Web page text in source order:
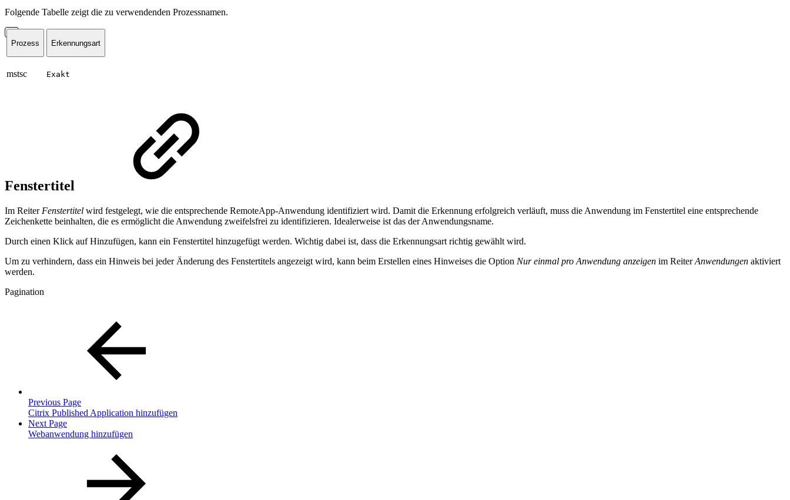
Folgende Tabelle zeigt die zu verwendenden Prozessnamen.
Prozess Erkennungsart
mstsc Exakt
Fenstertitel
Im Reiter Fenstertitel wird festgelegt, wie die entsprechende RemoteApp-Anwendung identifiziert wird. Damit die Erkennung erfolgreich verläuft, muss die Anwendung im Fenstertitel eine entsprechende
Zeichenkette beinhalten, die es ermöglicht die Anwendung zweifelsfrei zu identifizieren. Idealerweise ist das der Anwendungsname.
Durch einen Klick auf Hinzufügen, kann ein Fenstertitel hinzugefügt werden. Wichtig dabei ist, dass die Erkennungsart richtig gewählt wird.
Um zu verhindern, dass ein Hinweis bei jeder Änderung des Fenstertitels angezeigt wird, kann beim Erstellen eines Hinweises die Option Nur einmal pro Anwendung anzeigen im ReiterAnwendungen aktiviert
werden.
Pagination
Previous Page
Citrix Published Application hinzufügen
Next Page
Webanwendung hinzufügen